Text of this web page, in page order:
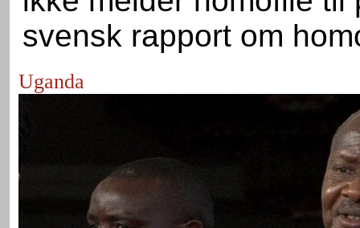
svensk rapport om
Uganda